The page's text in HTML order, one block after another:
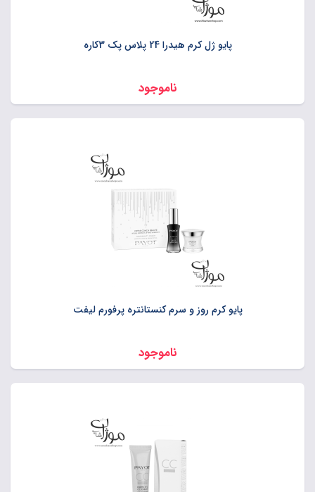
پایو ژل کرم هیدرا 24 پلاس پک 3کاره
ناموجود
پایو کرم روز و سرم کنستانتره پرفورم لیفت
ناموجود